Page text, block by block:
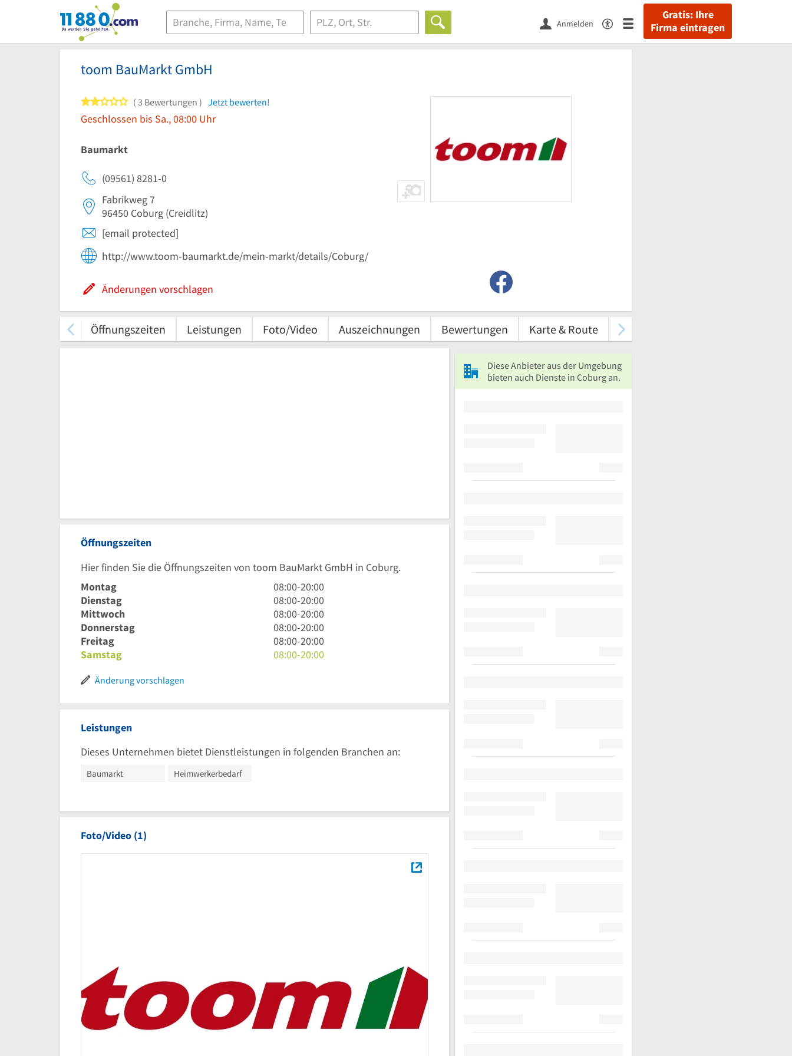
11880.com
Gratis: Ihre
Firma eintragen
Anmelden
toom BauMarkt GmbH
2 von 5 Sternen
3 Bewertungen Jetzt bewerten!
Geschlossen bis Sa., 08:00 Uhr
Baumarkt
(09561) 8281-0
Fabrikweg 7
96450 Coburg (Creidlitz)
[email protected]
http://www.toom-baumarkt.de/mein-markt/details/Coburg/
Änderungen vorschlagen
Öffnungszeiten Leistungen Foto/Video Auszeichnungen Bewertungen Karte & Route
Öffnungszeiten
Hier finden Sie die Öffnungszeiten von toom BauMarkt GmbH in Coburg.
Montag
8
Uhr
bis
20
Uhr
08:00-20:00
Dienstag
8
Uhr
bis
20
Uhr
08:00-20:00
Mittwoch
8
Uhr
bis
20
08:00-20:00
Donnerstag
8
Uhr
bis
08:00-20:00
Freitag
8
Uhr
08:00-20:00
Samstag
8
Uhr
08:00-20:00
Änderung vorschlagen
Leistungen
Dieses Unternehmen bietet Dienstleistungen in folgenden Branchen an:
Baumarkt Heimwerkerbedarf
Foto/Video (1)
Diese Anbieter aus der Umgebung
bieten auch Dienste in Coburg an.